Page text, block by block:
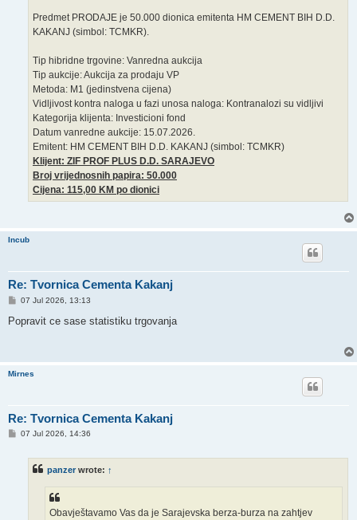
Predmet PRODAJE je 50.000 dionica emitenta HM CEMENT BIH D.D.
KAKANJ (simbol: TCMKR).
Tip hibridne trgovine: Vanredna aukcija
Tip aukcije: Aukcija za prodaju VP
Metoda: M1 (jedinstvena cijena)
Vidljivost kontra naloga u fazi unosa naloga: Kontranalozi su vidljivi
Kategorija klijenta: Investicioni fond
Datum vanredne aukcije: 15.07.2026.
Emitent: HM CEMENT BIH D.D. KAKANJ (simbol: TCMKR)
Klijent: ZIF PROF PLUS D.D. SARAJEVO
Broj vrijednosnih papira: 50.000
Cijena: 115,00 KM po dionici
Incub
Re: Tvornica Cementa Kakanj
P
s
07 Jul 2026, 13:13
Popravit ce sase statistiku trgovanja
Mirnes
Re: Tvornica Cementa Kakanj
P07 Jul 2026, 14:36
panzer wrote: ↑
Obavještavamo Vas da je Sarajevska berza-burza na zahtjev